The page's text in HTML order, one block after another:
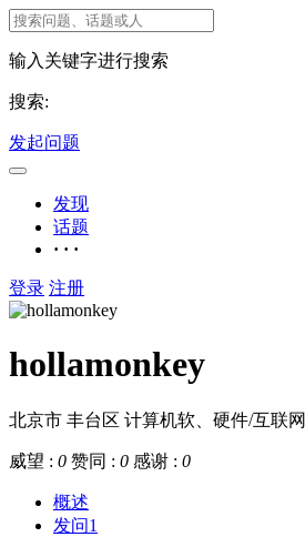
输入关键字进行搜索
搜索:
发起问题
发现
话题
· · ·
登录 注册
hollamonkey
北京市 丰台区 计算机软、硬件/互联
威望 : 0 赞同 : 0 感谢 : 0
概述
发问1